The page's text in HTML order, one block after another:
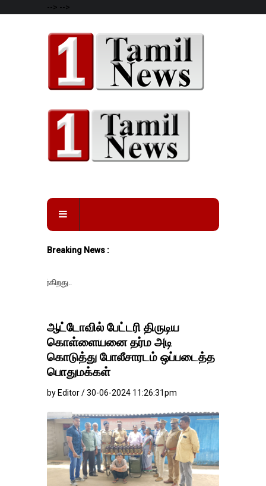
--> -->
Breaking News :
ஆட்டோவில் பேட்டரி திருடிய
கொள்ளையனை தர்ம அடி
கொடுத்து போலீசாரடம் ஒப்படைத்த
பொதுமக்கள்
by Editor / 30-06-2024 11:26:31pm